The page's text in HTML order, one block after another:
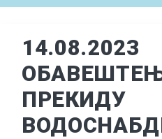
14.08.2023
ПРЕКИДУ